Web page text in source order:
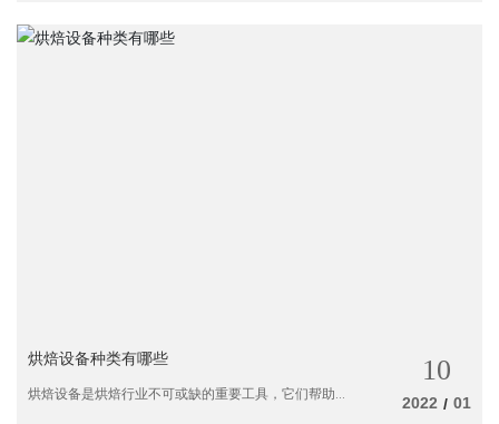
烘焙设备种类有哪些
烘焙设备是烘焙行业不可或缺的重要工具，它们帮助
10
2022 / 01